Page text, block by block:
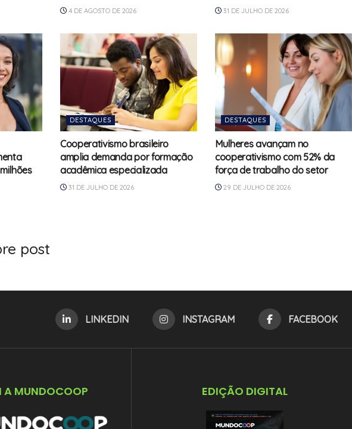
4 DE AGOSTO DE 2026 31 DE JULHO DE 2026
DESTAQUES
Cooperativismo brasileiro
amplia demanda por formação
acadêmica especializada
31 DE JULHO DE 2026
DESTAQUES
Mulheres avançam no
cooperativismo com 52% da
força de trabalho do setor
29 DE JULHO DE 2026
post
LINKEDIN INSTAGRAM FACEBOOK
A MUNDOCOOP EDIÇÃO DIGITAL